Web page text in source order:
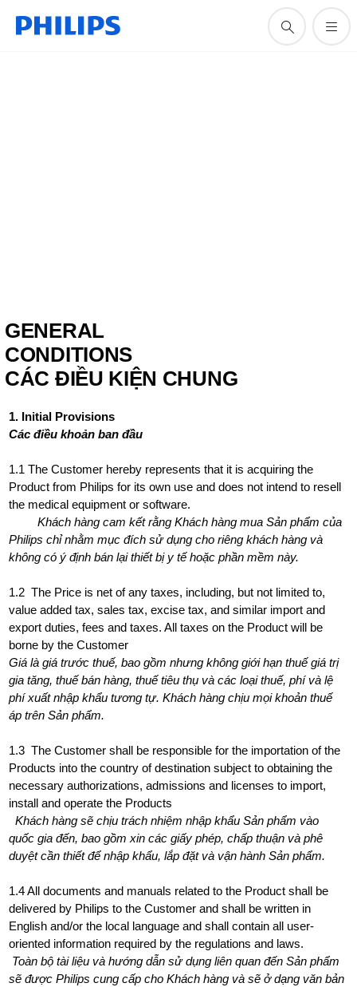
GENERAL
CONDITIONS
CÁC ĐIỀU KIỆN CHUNG
1. Initial Provisions
Các điều khoản ban đầu
1.1 The Customer hereby represents that it is acquiring the
Product from Philips for its own use and does not intend to resell
the medical equipment or software.
Khách hàng cam kết rằng Khách hàng mua Sản phẩm của
Philips chỉ nhằm mục đích sử dụng cho riêng khách hàng và
không có ý định bán lại thiết bị y tế hoặc phần mềm này.
1.2 The Price is net of any taxes, including, but not limited to,
value added tax, sales tax, excise tax, and similar import and
export duties, fees and taxes. All taxes on the Product will be
borne by the Customer
Giá là giá trước thuế, bao gồm nhưng không giới hạn thuế giá trị
gia tăng, thuế bán hàng, thuế tiêu thụ và các loại thuế, phí và lệ
phí xuất nhập khẩu tương tự. Khách hàng chịu mọi khoản thuế
áp trên Sản phẩm.
1.3 The Customer shall be responsible for the importation of the
Products into the country of destination subject to obtaining the
necessary authorizations, admissions and licenses to import,
install and operate the Products
Khách hàng sẽ chịu trách nhiệm nhập khẩu Sản phẩm vào
quốc gia đến, bao gồm xin các giấy phép, chấp thuận và phê
duyệt cần thiết để nhập khẩu, lắp đặt và vận hành Sản phẩm.
1.4 All documents and manuals related to the Product shall be
delivered by Philips to the Customer and shall be written in
English and/or the local language and shall contain all user-
oriented information required by the regulations and laws.
Toàn bộ tài liệu và hướng dẫn sử dụng liên quan đến Sản phẩm
sẽ được Philips cung cấp cho Khách hàng và sẽ ở dạng văn bản